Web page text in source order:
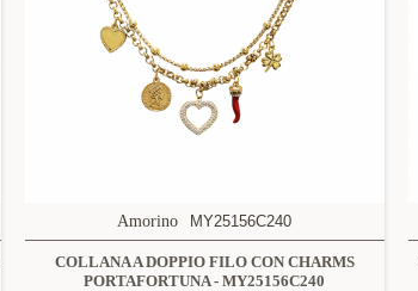
Amorino MY25156C240
COLLANA A DOPPIO FILO CON CHARMS
PORTAFORTUNA - MY25156C240